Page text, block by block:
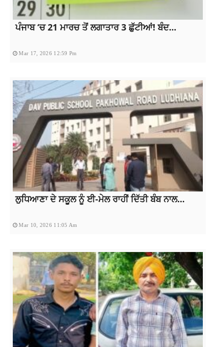
ਪੰਜਾਬ ‘ਚ 21 ਮਾਰਚ ਤੋਂ ਲਗਾਤਾਰ 3 ਛੁੱਟੀਆਂ! ਬੰਦ...
Mar 17, 2026 12:59 Pm
ਲੁਧਿਆਣਾ ਦੇ ਸਕੂਲ ਨੂੰ ਈ-ਮੇਲ ਰਾਹੀਂ ਦਿੱਤੀ ਬੰਬ ਨਾਲ...
Mar 10, 2026 11:05 Am